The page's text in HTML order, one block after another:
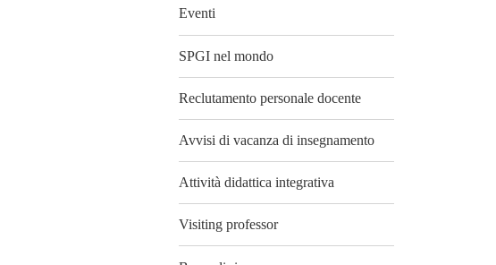
Eventi
SPGI nel mondo
Reclutamento personale docente
Avvisi di vacanza di insegnamento
Attività didattica integrativa
Visiting professor